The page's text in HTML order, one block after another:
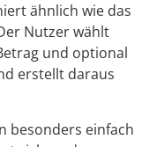
ähnlich wie das
Nutzer wählt
und optional
erstellt daraus
besonders einfach